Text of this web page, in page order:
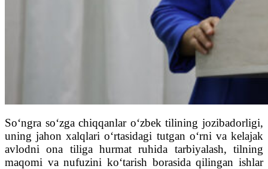
So‘ngra so‘zga chiqqanlar o‘zbek tilining jozibadorligi,
uning jahon xalqlari o‘rtasidagi tutgan o‘rni va kelajak
avlodni ona tiliga hurmat ruhida tarbiyalash, tilning
maqomi va nufuzini ko‘tarish borasida qilingan ishlar